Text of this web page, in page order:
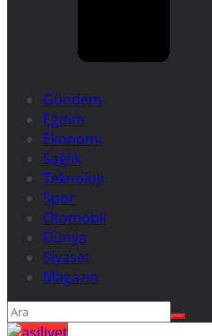
Gündem
Eğitim
Ekonomi
Sağlık
Teknoloji
Spor
Otomobil
Dünya
Siyaset
Magazin